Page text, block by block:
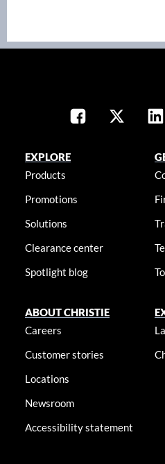
EXPLORE
Products
Promotions
Solutions
Clearance center
Spotlight blog
ABOUT CHRISTIE
Careers
Customer stories
Locations
Newsroom
Accessibility statement